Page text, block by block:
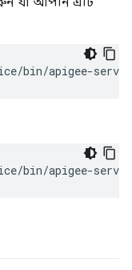
bin/apigee-
bin/apigee-